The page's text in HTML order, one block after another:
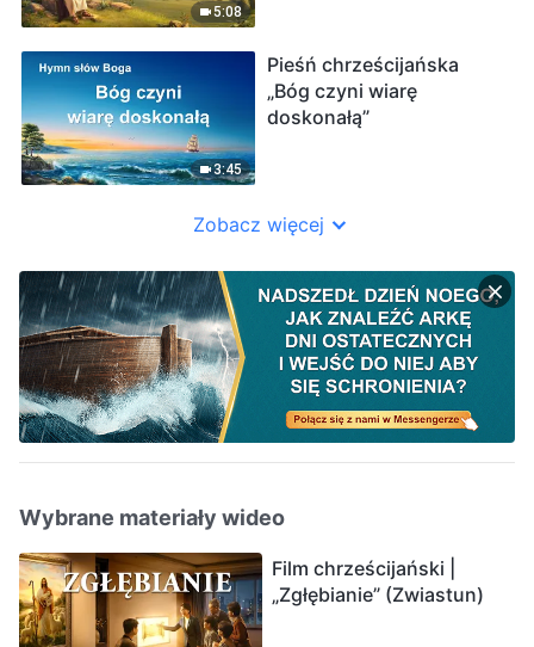
5:08
3:45
Pieśń chrześcijańska
„Bóg czyni wiarę
doskonałą”
Zobacz więcej
Wybrane materiały wideo
Film chrześcijański |
„Zgłębianie” (Zwiastun)